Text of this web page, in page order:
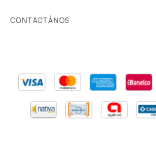
CONTACTÁNOS